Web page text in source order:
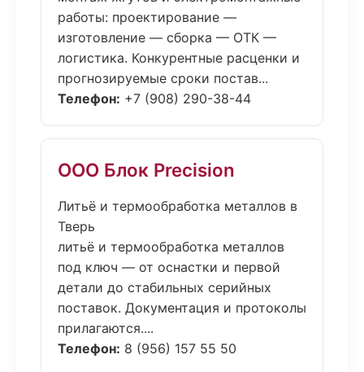
работы: проектирование —
изготовление — сборка — ОТК —
логистика. Конкурентные расценки и
прогнозируемые сроки постав...
Телефон: +7 (908) 290-38-44
ООО Блок Precision
Литьё и термообработка металлов в
Тверь
литьё и термообработка металлов
под ключ — от оснастки и первой
детали до стабильных серийных
поставок. Документация и протоколы
прилагаются....
Телефон: 8 (956) 157 55 50